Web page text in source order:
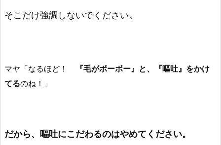
そこだけ強調しないでください。
マヤ「なるほど！
『毛がボーボー』と、『嘔吐』をかけ
てるのね！」
だから、嘔吐にこだわるのはやめてください。